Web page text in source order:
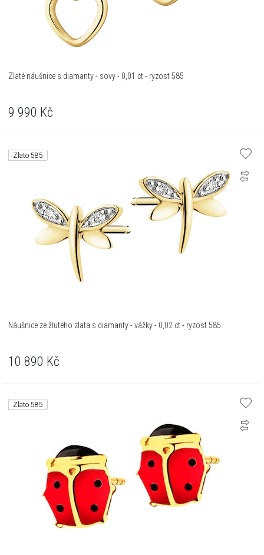
Zlaté náušnice s diamanty - sovy - 0,01 ct - ryzost 585
9 990 Kč
Zlato 585
Náušnice ze žlutého zlata s diamanty - vážky - 0,02 ct - ryzost 585
10 890 Kč
Zlato 585